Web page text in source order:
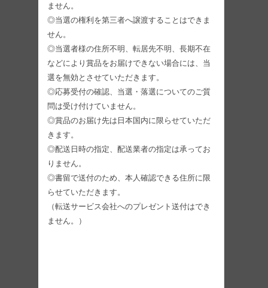
ません。
◎当選の権利を第三者へ譲渡することはできま
せん。
◎当選者様の住所不明、転居先不明、長期不在
などにより賞品をお届けできない場合には、当
選を無効とさせていただきます。
◎応募受付の確認、当選・落選についてのご質
問は受け付けていません。
◎賞品のお届け先は日本国内に限らせていただ
きます。
◎配送日時の指定、配送業者の指定は承ってお
りません。
◎書留で送付のため、本人確認できる住所に限
らせていただきます。
（転送サービス会社へのプレゼント送付はでき
ません。）